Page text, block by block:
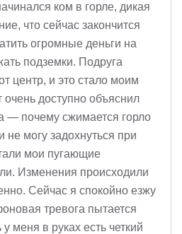
ком в горле, дикая
что сейчас закончится
огромные деньги на
подземки. Подруга
центр, и это стало моим
доступно объяснил
— почему сжимается горло
не могу задохнуться при
мои пугающие
Изменения происходили
Сейчас я спокойно езжу
тревога пытается
меня в руках есть четкий